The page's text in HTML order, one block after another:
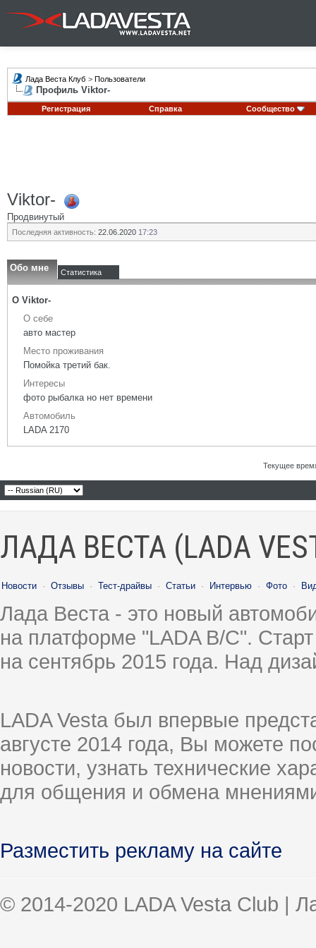
Лада Веста Клуб > Пользователи
Профиль Viktor-
Регистрация Справка Сообщество
Viktor-
Продвинутый
Последняя активность: 22.06.2020 17:23
Обо мне Статистика
О Viktor-
О себе
авто мастер
Место проживания
Помойка третий бак.
Интересы
фото рыбалка но нет времени
Автомобиль
LADA 2170
Текущее
ЛАДА ВЕСТА (LADA
Новости · Отзывы · Тест-драйвы · Статьи · Интервью · Фото ·
Лада Веста - это новый
на платформе "LADA B/C".
на сентябрь 2015 года. Над
LADA Vesta был впервые
августе 2014 года, Вы можете
новости, узнать технические
для общения и обмена
Разместить рекламу на сайте
© 2014-2020 LADA Vesta Club |